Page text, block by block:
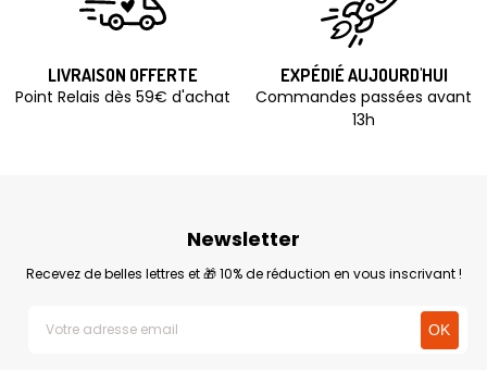
LIVRAISON OFFERTE
Point Relais dès 59€ d'achat
EXPÉDIÉ AUJOURD'HUI
Commandes passées avant
13h
Newsletter
Recevez de belles lettres et 🎁 10% de réduction en vous inscrivant !